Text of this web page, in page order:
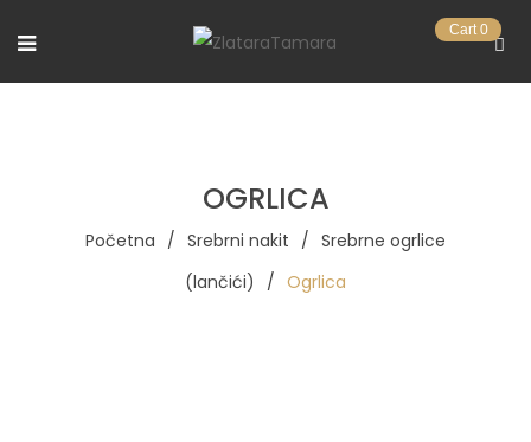
Cart 0
OGRLICA
Početna / Srebrni nakit / Srebrne ogrlice
(lančići)
/ Ogrlica